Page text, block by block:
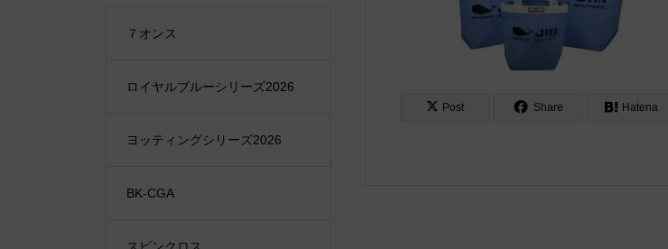
Post Share Hatena
７オンス
ロイヤルブルーシリーズ2026
ヨッティングシリーズ2026
BK-CGA